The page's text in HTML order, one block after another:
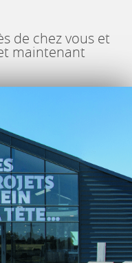
de chez vous et
maintenant